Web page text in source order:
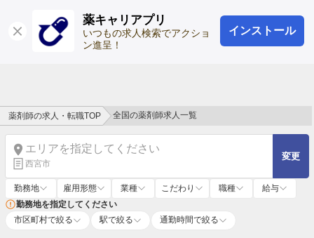
薬キャリアプリ
いつもの求人検索でアクショ
ン進呈！
インストール
ログイン 会員登録
薬剤師の求人・転職TOP 全国の薬剤師求人一覧
エリアを指定してください
西宮市
変更
勤務地 雇用形態 業種 こだわり 職種
給与
勤務地を指定してください
市区町村で絞る
駅で絞る 通勤時間で絞る